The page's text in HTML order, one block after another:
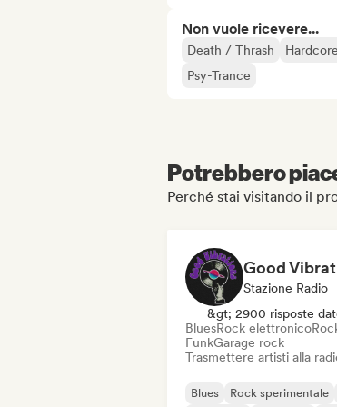
Non vuole ricevere...
Death / Thrash Hardcore
Psy-Trance
Potrebbero
Perché stai visitando il
Good
Stazione Radio
&gt; 2900 risposte
BluesRock elettronico
FunkGarage rock
Trasmettere artisti alla
Blues Rock sperimentale